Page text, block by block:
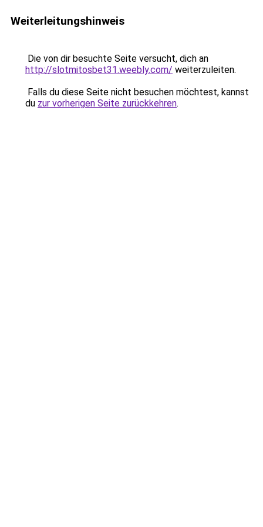
Weiterleitungshinweis
Die von dir besuchte Seite versucht, dich an
http://slotmitosbet31.weebly.com/ weiterzuleiten.
Falls du diese Seite nicht besuchen möchtest, kannst
du zur vorherigen Seite zurückkehren.